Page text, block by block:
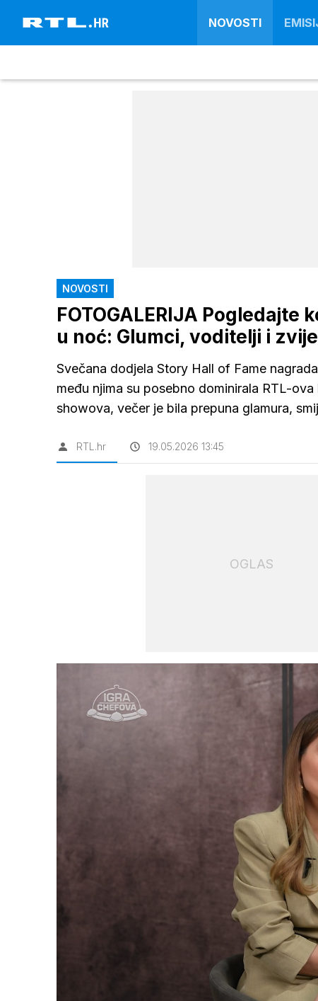
NOVOSTI
NOVOSTI
FOTOGALERIJA Pogledajte
u noć: Glumci, voditelji i
Svečana dodjela Story Hall of Fame
među njima su posebno dominirala RTL-
showova, večer je bila prepuna glamura,
RTL.hr 19.05.2026 13:45
OGLAS